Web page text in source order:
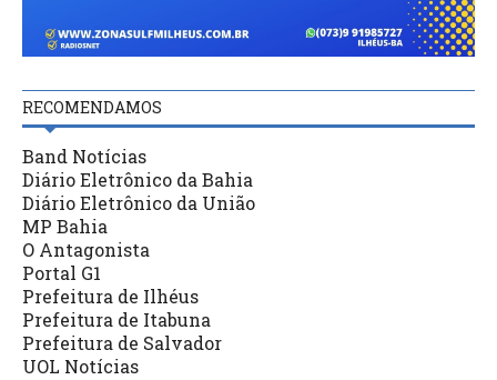
RECOMENDAMOS
Band Notícias
Diário Eletrônico da Bahia
Diário Eletrônico da União
MP Bahia
O Antagonista
Portal G1
Prefeitura de Ilhéus
Prefeitura de Itabuna
Prefeitura de Salvador
UOL Notícias